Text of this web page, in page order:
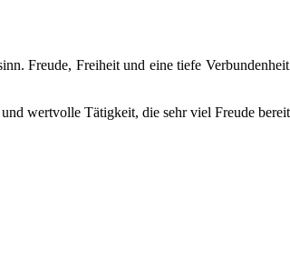
Freude, Freiheit und eine tiefe
wertvolle Tätigkeit, die sehr viel Freude